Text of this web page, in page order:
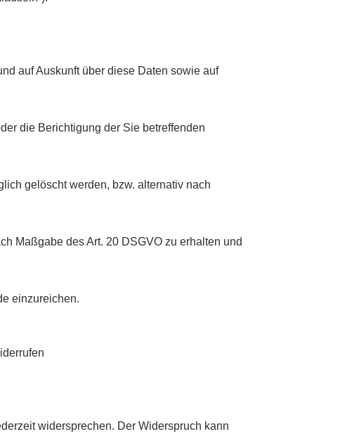
auf Auskunft über diese Daten sowie auf
die Berichtigung der Sie betreffenden
gelöscht werden, bzw. alternativ nach
Maßgabe des Art. 20 DSGVO zu erhalten und
einzureichen.
widersprechen. Der Widerspruch kann